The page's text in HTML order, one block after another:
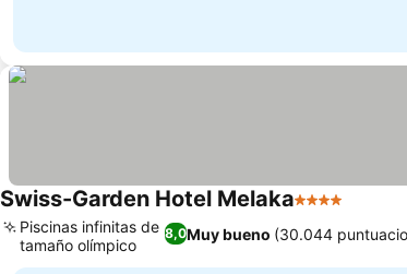
Swiss-Garden Hotel Melaka4 Estrellas
8,0Muy bueno (30.044
Piscinas infinitas de
tamaño olímpico